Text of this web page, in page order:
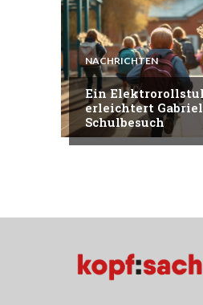
NACHRICHTEN
Ein
erleichtert
Schulbesuch